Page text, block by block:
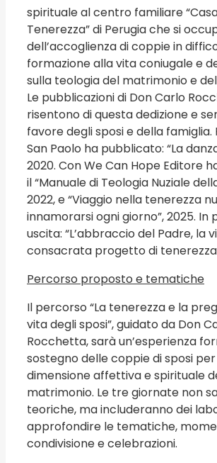
spirituale al centro familiare
Tenerezza” di Perugia che si
dell’accoglienza di coppie in
formazione alla vita coniugale e
sulla teologia del matrimonio e
Le pubblicazioni di Don Carlo
risentono di questa dedizione e
favore degli sposi e della famiglia.
San Paolo ha pubblicato: “La
2020. Con We Can Hope Editore
il “Manuale di Teologia Nuziale
2022, e “Viaggio nella tenerezza
innamorarsi ogni giorno”, 2025. In
uscita: “L’abbraccio del Padre, la
consacrata progetto di
Percorso proposto e tematiche
Il percorso “La tenerezza e la
vita degli sposi”, guidato da Don
Rocchetta, sarà un’esperienza
sostegno delle coppie di sposi
dimensione affettiva e spirituale
matrimonio. Le tre giornate non
teoriche, ma includeranno dei
approfondire le tematiche,
condivisione e celebrazioni.